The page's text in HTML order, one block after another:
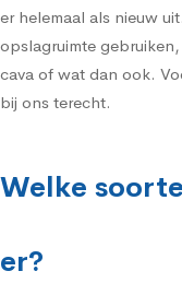
er helemaal als nieuw
opslagruimte
cava of wat dan ook.
bij ons terecht.
Welke
er?